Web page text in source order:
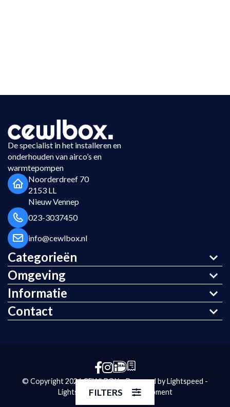
De specialist in het installeren en
onderhouden van airco’s en
warmtepompen
Noorderdreef 70
2153 LL
Nieuw Vennep
023-3037450
info@cewlbox.nl
Categorieën
Omgeving
Informatie
Contact
© Copyright 2026 CEWLBOX - Powered byLightspeed -
Lightspeed designby Dyvelopment
FILTERS